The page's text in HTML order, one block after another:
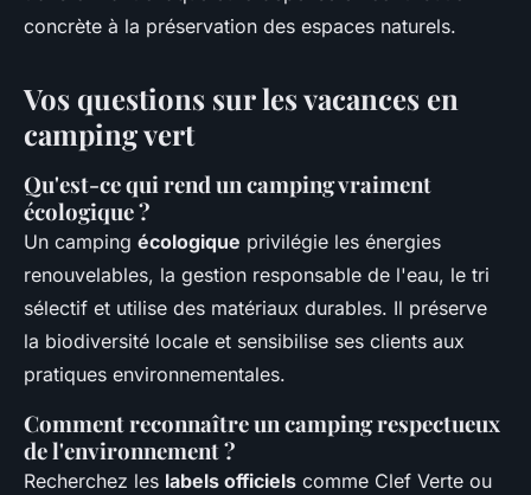
concrète à la préservation des espaces naturels.
Vos questions sur les vacances en
camping vert
Qu'est-ce qui rend un camping vraiment
écologique ?
Un camping écologique privilégie les énergies
renouvelables, la gestion responsable de l'eau, le tri
sélectif et utilise des matériaux durables. Il préserve
la biodiversité locale et sensibilise ses clients aux
pratiques environnementales.
Comment reconnaître un camping respectueux
de l'environnement ?
Recherchez les labels officiels comme Clef Verte ou